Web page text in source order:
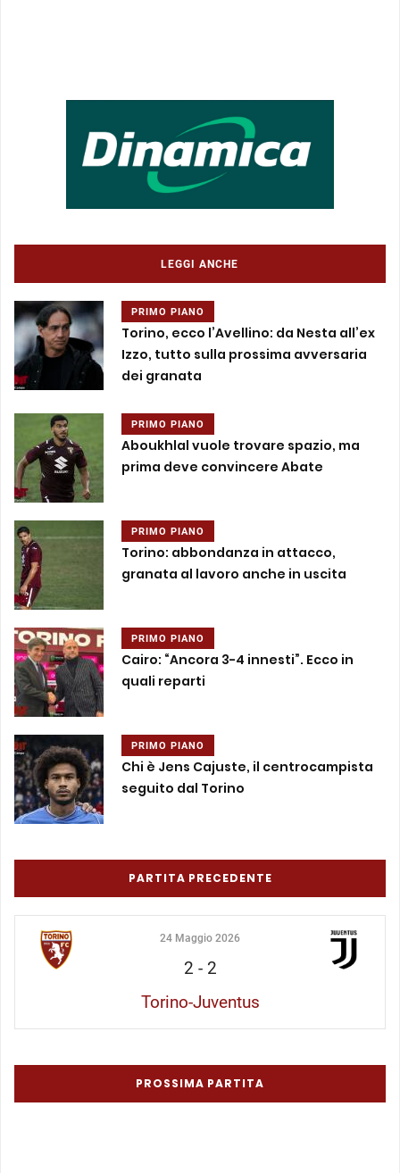
LEGGI ANCHE
PRIMO PIANO
Torino, ecco l’Avellino: da Nesta all’ex
Izzo, tutto sulla prossima avversaria
dei granata
PRIMO PIANO
Aboukhlal vuole trovare spazio, ma
prima deve convincere Abate
PRIMO PIANO
Torino: abbondanza in attacco,
granata al lavoro anche in uscita
PRIMO PIANO
Cairo: “Ancora 3-4 innesti”. Ecco in
quali reparti
PRIMO PIANO
Chi è Jens Cajuste, il centrocampista
seguito dal Torino
PARTITA PRECEDENTE
24 Maggio 2026
2 - 2
Torino-Juventus
PROSSIMA PARTITA